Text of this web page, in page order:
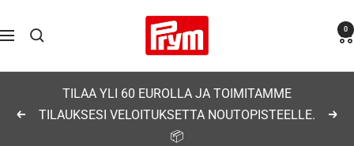
sisältöön
Navigaatio
Prym 0
Edellinen
TILAA YLI 60 EUROLLA JA TOIMITAMME
TILAUKSESI VELOITUKSETTA NOUTOPISTEELLE.
📦